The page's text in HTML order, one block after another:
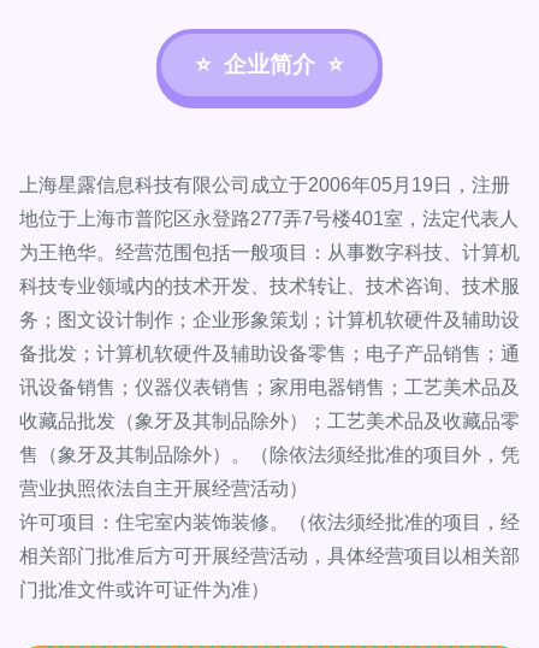
企业简介
上海星露信息科技有限公司成立于2006年05月19日，注册
地位于上海市普陀区永登路277弄7号楼401室，法定代表人
为王艳华。经营范围包括一般项目：从事数字科技、计算机
科技专业领域内的技术开发、技术转让、技术咨询、技术服
务；图文设计制作；企业形象策划；计算机软硬件及辅助设
备批发；计算机软硬件及辅助设备零售；电子产品销售；通
讯设备销售；仪器仪表销售；家用电器销售；工艺美术品及
收藏品批发（象牙及其制品除外）；工艺美术品及收藏品零
售（象牙及其制品除外）。（除依法须经批准的项目外，凭
营业执照依法自主开展经营活动）
许可项目：住宅室内装饰装修。（依法须经批准的项目，经
相关部门批准后方可开展经营活动，具体经营项目以相关部
门批准文件或许可证件为准）